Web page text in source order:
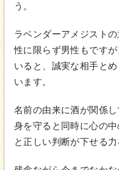
う。
ラベンダーアメジスト
性に限らず男性もです
いると、誠実な相手と
います。
名前の由来に酒が関係
身を守ると同時に心の
と正しい判断が下せる